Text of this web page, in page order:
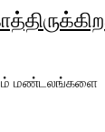
மண்டலங்களை